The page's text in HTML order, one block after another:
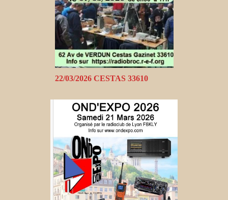
22/03/2026 CESTAS 33610